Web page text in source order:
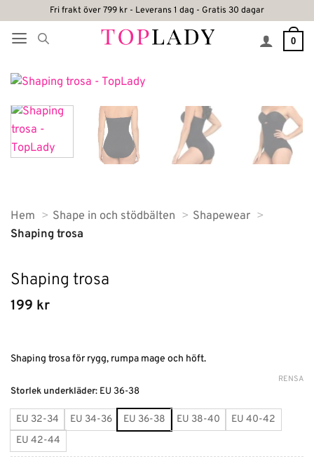
content
Fri frakt över 799 kr - Leverans 1 dag - Gratis 30 dagar
0
Hem Shape in och stödbälten
Shapewear
Shaping trosa
Shaping trosa
199 kr
Shaping trosa för rygg, rumpa mage och höft.
Storlek underkläder: EU 36-38
EU 32-34 EU 34-36 EU 36-38 EU 38-40
EU 40-42
EU 42-44
RENSA
Alternative: